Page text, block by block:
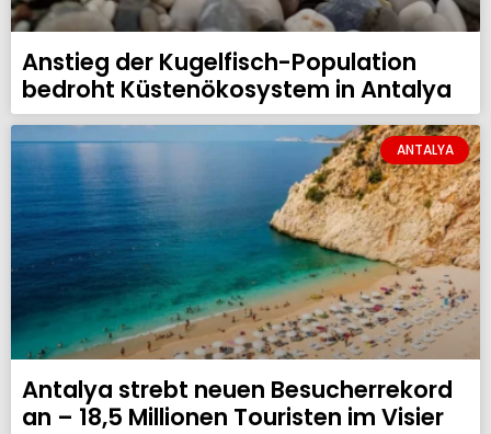
Anstieg der Kugelfisch-Population
bedroht Küstenökosystem in Antalya
ANTALYA
Antalya strebt neuen Besucherrekord
an – 18,5 Millionen Touristen im Visier